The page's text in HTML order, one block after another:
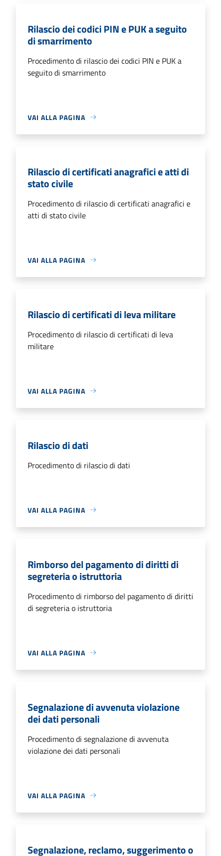
Rilascio dei codici PIN e PUK a seguito
di smarrimento
Procedimento di rilascio dei codici PIN e PUK a
seguito di smarrimento
VAI ALLA PAGINA
Rilascio di certificati anagrafici e atti di
stato civile
Procedimento di rilascio di certificati anagrafici e
atti di stato civile
VAI ALLA PAGINA
Rilascio di certificati di leva militare
Procedimento di rilascio di certificati di leva
militare
VAI ALLA PAGINA
Rilascio di dati
Procedimento di rilascio di dati
VAI ALLA PAGINA
Rimborso del pagamento di diritti di
segreteria o istruttoria
Procedimento di rimborso del pagamento di diritti
di segreteria o istruttoria
VAI ALLA PAGINA
Segnalazione di avvenuta violazione
dei dati personali
Procedimento di segnalazione di avvenuta
violazione dei dati personali
VAI ALLA PAGINA
Segnalazione, reclamo, suggerimento o